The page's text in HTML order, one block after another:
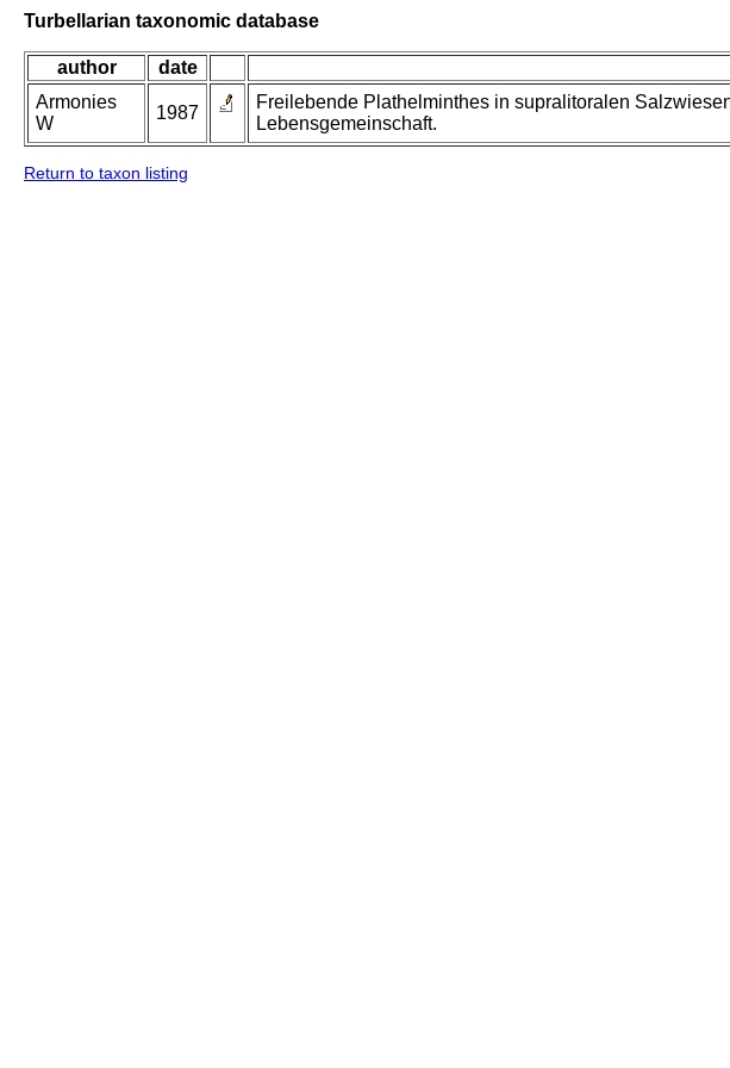
Turbellarian taxonomic database
author date
Armonies
W
1987
Freilebende Plathelminthes in supralitoralen
Lebensgemeinschaft.
Return to taxon listing